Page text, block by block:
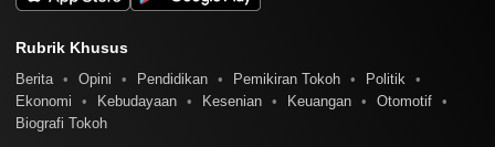
Rubrik Khusus
Berita Opini Pendidikan Pemikiran Tokoh
Politik
Ekonomi
Kebudayaan Kesenian Keuangan
Otomotif
Biografi Tokoh